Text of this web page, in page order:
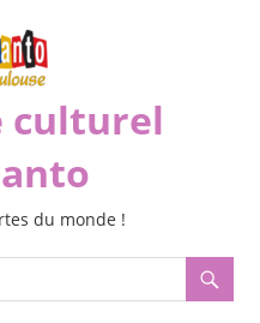
culturel
du monde !